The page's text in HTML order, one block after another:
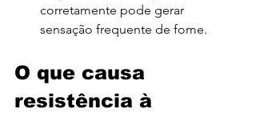
corretamente pode gerar
sensação frequente de fome.
O que causa
resistência à